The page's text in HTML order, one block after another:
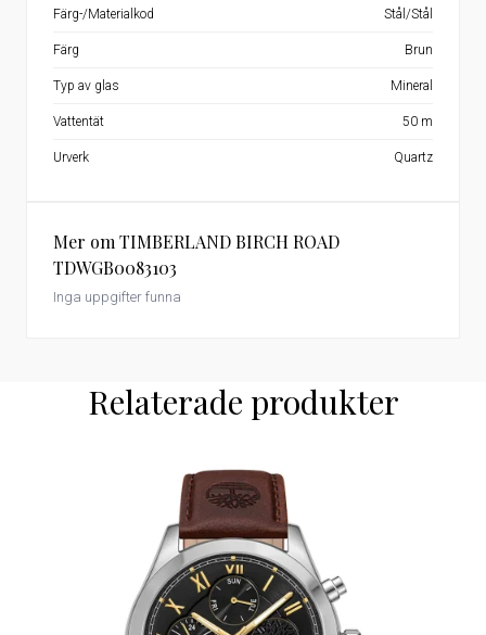
Mer om TIMBERLAND BIRCH ROAD
TDWGB0083103
Inga uppgifter funna
Färg-/Materialkod Stål/Stål
Färg Brun
Typ av glas Mineral
Vattentät 50 m
Urverk Quartz
Relaterade produkter